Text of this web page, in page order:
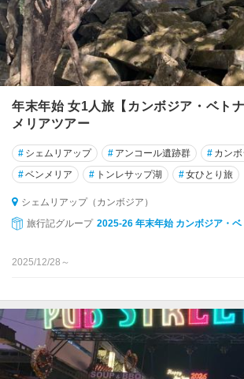
年末年始 女1人旅【カンボジア・ベト
メリアツアー
# シェムリアップ # アンコール遺跡群 # カン
#ベンメリア # トンレサップ湖 #女ひとり旅
シェムリアップ（カンボジア）
旅行記グループ 2025-26 年末年始 カンボジア・
2025/12/28～